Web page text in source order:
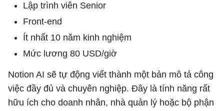
Lập trình viên Senior
Front-end
Ít nhất 10 năm kinh nghiệm
Mức lương 80 USD/giờ
Notion AI sẽ tự động viết thành một bản mô tả công
việc đầy đủ và chuyên nghiệp. Đây là tính năng rất
hữu ích cho doanh nhân, nhà quản lý hoặc bộ phận